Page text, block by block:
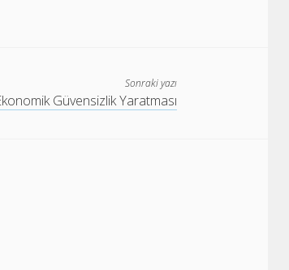
Sonraki yazı
Güvensizlik Yaratması